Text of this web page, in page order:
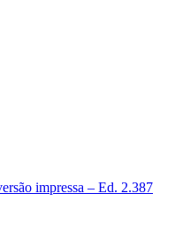
impressa – Ed. 2.387